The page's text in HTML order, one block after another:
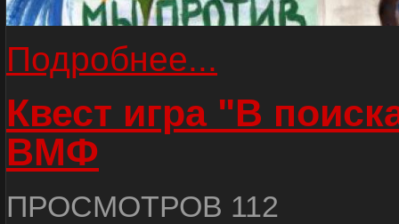
Подробнее...
Квест игра "В
ВМФ
ПРОСМОТРОВ 112